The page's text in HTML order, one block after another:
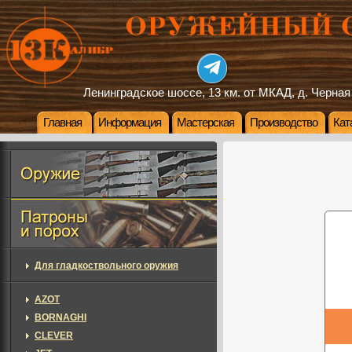
Ленинградское шоссе, 13 км. от МКАД, д. Черная
Главная Информация Мастерская Производство
Для гладкоствольного оружия
AZOT
BORNAGHI
CLEVER